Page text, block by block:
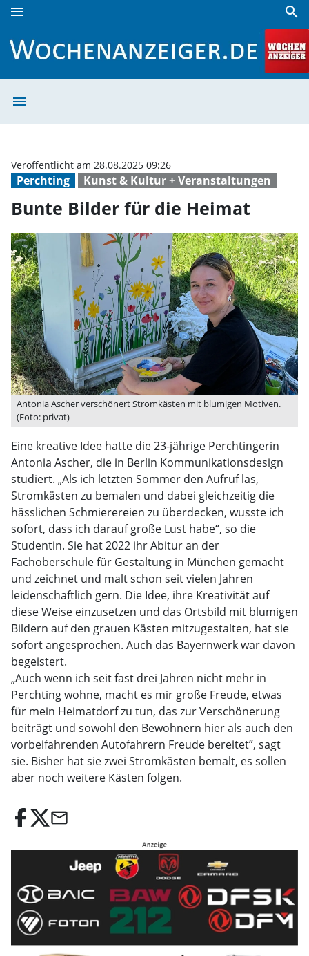
menu search
menu
Perchting Kunst & Kultur + Veranstaltungen
Veröffentlicht am 28.08.2025 09:26
Bunte Bilder für die Heimat
Antonia Ascher verschönert Stromkästen mit blumigen Motiven.
(Foto: privat)
Eine kreative Idee hatte die 23-jährige Perchtingerin
Antonia Ascher, die in Berlin Kommunikationsdesign
studiert. „Als ich letzten Sommer den Aufruf las,
Stromkästen zu bemalen und dabei gleichzeitig die
hässlichen Schmierereien zu überdecken, wusste ich
sofort, dass ich darauf große Lust habe“, so die
Studentin. Sie hat 2022 ihr Abitur an der
Fachoberschule für Gestaltung in München gemacht
und zeichnet und malt schon seit vielen Jahren
leidenschaftlich gern. Die Idee, ihre Kreativität auf
diese Weise einzusetzen und das Ortsbild mit blumigen
Bildern auf den grauen Kästen mitzugestalten, hat sie
sofort angesprochen. Auch das Bayernwerk war davon
begeistert.
„Auch wenn ich seit fast drei Jahren nicht mehr in
Perchting wohne, macht es mir große Freude, etwas
für mein Heimatdorf zu tun, das zur Verschönerung
beiträgt und sowohl den Bewohnern hier als auch den
vorbeifahrenden Autofahrern Freude bereitet”, sagt
sie. Bisher hat sie zwei Stromkästen bemalt, es sollen
aber noch weitere Kästen folgen.
email